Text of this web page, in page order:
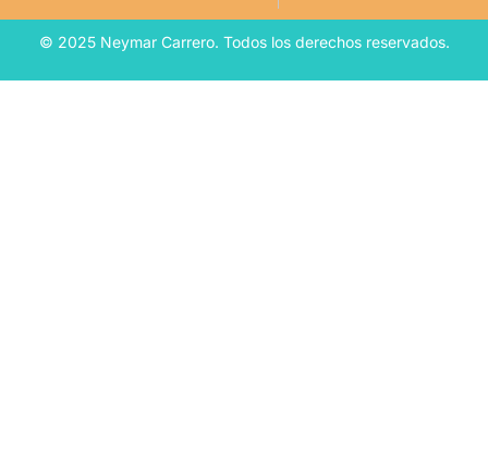
© 2025 Neymar Carrero. Todos los derechos reservados.